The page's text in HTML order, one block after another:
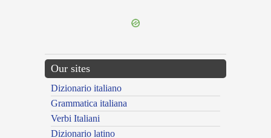
Our sites
Dizionario italiano
Grammatica italiana
Verbi Italiani
Dizionario latino